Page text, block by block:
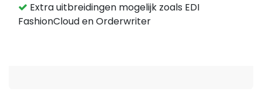
Extra uitbreidingen mogelijk zoals EDI
FashionCloud en Orderwriter